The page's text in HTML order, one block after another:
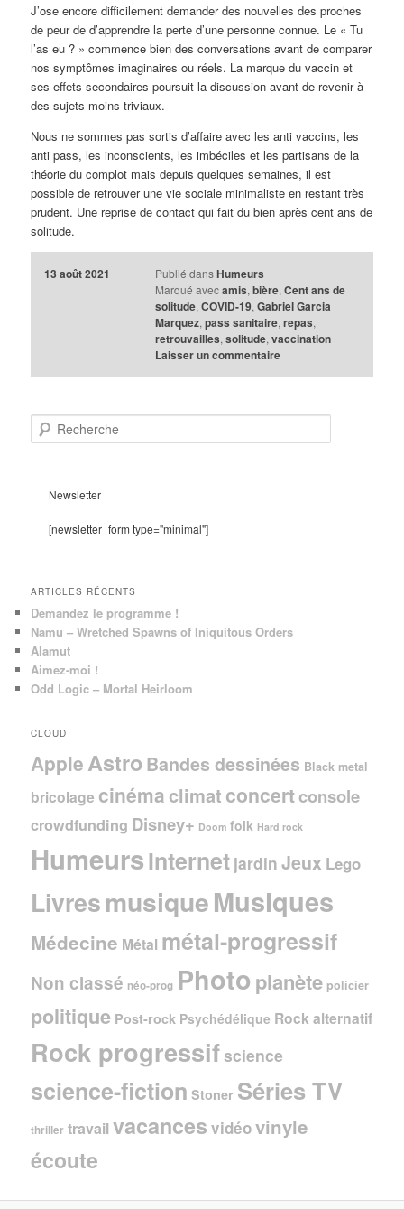
J’ose encore difficilement demander des nouvelles des proches
de peur de d’apprendre la perte d’une personne connue. Le « Tu
l’as eu ? » commence bien des conversations avant de comparer
nos symptômes imaginaires ou réels. La marque du vaccin et
ses effets secondaires poursuit la discussion avant de revenir à
des sujets moins triviaux.
Nous ne sommes pas sortis d’affaire avec les anti vaccins, les
anti pass, les inconscients, les imbéciles et les partisans de la
théorie du complot mais depuis quelques semaines, il est
possible de retrouver une vie sociale minimaliste en restant très
prudent. Une reprise de contact qui fait du bien après cent ans de
solitude.
13 août 2021 Publié dans Humeurs
Marqué avec amis, bière, Cent ans de
solitude, COVID-19, Gabriel Garcia
Marquez, pass sanitaire, repas,
retrouvailles, solitude, vaccination
Laisser un commentaire
e
Newsletter
[newsletter_form type="minimal"]
ARTICLES RÉCENTS
Demandez le programme !
Namu – Wretched Spawns of Iniquitous Orders
Alamut
Aimez-moi !
Odd Logic – Mortal Heirloom
CLOUD
Apple AstroBandes dessinées Black metal
bricolage cinéma climat concertconsole
crowdfunding Disney+ Doom folk Hard rock
HumeursInternet jardin Jeux Lego
LivresmusiqueMusiques
Médecine Métal métal-progressif
Non classé néo-prog Photo planète policier
politique Post-rock Psychédélique Rock alternatif
Rock progressifscience
science-fiction Stoner Séries TV
thriller travail vacances vidéovinyle
écoute